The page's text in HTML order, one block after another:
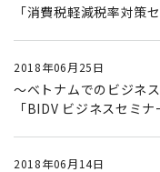
「消費税軽減税率対策
2018年06月25日
〜ベトナムでのビジネ
「BIDV ビジネスセミ
2018年06月14日